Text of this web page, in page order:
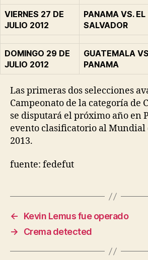
VIERNES 27 DE
JULIO 2012
PANAMA VS. EL
SALVADOR
DOMINGO 29 DE
JULIO 2012
GUATEMALA
PANAMA
Las primeras dos selecciones
Campeonato de la categoría de
se disputará el próximo año en
evento clasificatorio al Mundial
2013.
fuente: fedefut
←
Kevin Lemus fue operado
→
Crema detected